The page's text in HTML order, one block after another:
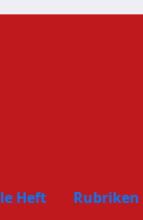
Heft Rubriken